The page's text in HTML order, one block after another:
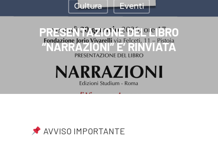
Cultura Eventi
PRESENTAZIONE DEL LIBRO
“NARRAZIONI” E’ RINVIATA
AVVISO IMPORTANTE